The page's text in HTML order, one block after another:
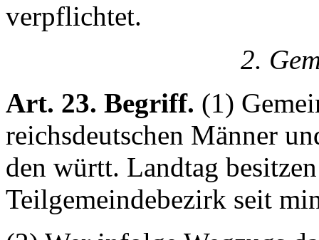
verpflichtet.
2.
Art. 23. Begriff. (1)
reichsdeutschen Männer
den württ. Landtag
Teilgemeindebezirk seit